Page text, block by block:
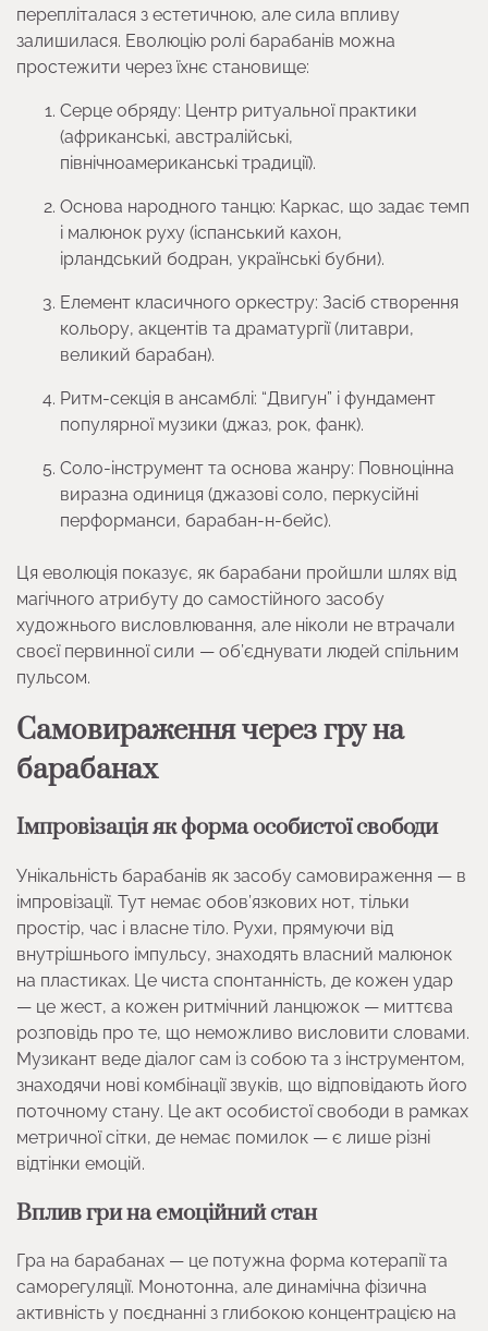
перепліталася з естетичною, але сила впливу
залишилася. Еволюцію ролі барабанів можна
простежити через їхнє становище:
Серце обряду: Центр ритуальної практики
(африканські, австралійські,
північноамериканські традиції).
Основа народного танцю: Каркас, що задає темп
і малюнок руху (іспанський кахон,
ірландський бодран, українські бубни).
Елемент класичного оркестру: Засіб створення
кольору, акцентів та драматургії (литаври,
великий барабан).
Ритм-секція в ансамблі: “Двигун” і фундамент
популярної музики (джаз, рок, фанк).
Соло-інструмент та основа жанру: Повноцінна
виразна одиниця (джазові соло, перкусійні
перформанси, барабан-н-бейс).
Ця еволюція показує, як барабани пройшли шлях від
магічного атрибуту до самостійного засобу
художнього висловлювання, але ніколи не втрачали
своєї первинної сили — об’єднувати людей спільним
пульсом.
Самовираження через гру на
барабанах
Імпровізація як форма особистої свободи
Унікальність барабанів як засобу самовираження — в
імпровізації. Тут немає обов’язкових нот, тільки
простір, час і власне тіло. Рухи, прямуючи від
внутрішнього імпульсу, знаходять власний малюнок
на пластиках. Це чиста спонтанність, де кожен удар
— це жест, а кожен ритмічний ланцюжок — миттєва
розповідь про те, що неможливо висловити словами.
Музикант веде діалог сам із собою та з інструментом,
знаходячи нові комбінації звуків, що відповідають його
поточному стану. Це акт особистої свободи в рамках
метричної сітки, де немає помилок — є лише різні
відтінки емоцій.
Вплив гри на емоційний стан
Гра на барабанах — це потужна форма котерапії та
саморегуляції. Монотонна, але динамічна фізична
активність у поєднанні з глибокою концентрацією на